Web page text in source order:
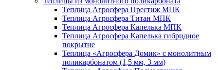
Теплица Агросфера Престиж МПК
Теплица Агросфера Титан МПК
Теплица Агросфера Капелька МПК
Теплица Агросфера Капелька гибридное
покрытие
Теплица «Агросфера Домик» с монолитным
поликарбонатом (1,5 мм, 3 мм)